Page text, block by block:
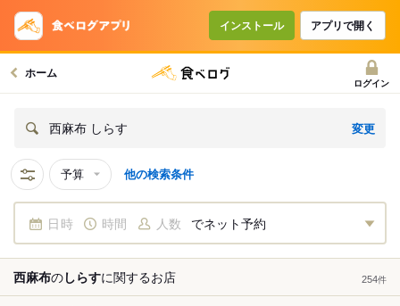
インストール アプリで開く
ホーム
ログイン
西麻布 しらす 変更
予算 他の検索条件
日時 時間 人数 でネット予約
西麻布のしらすに関するお店 254件